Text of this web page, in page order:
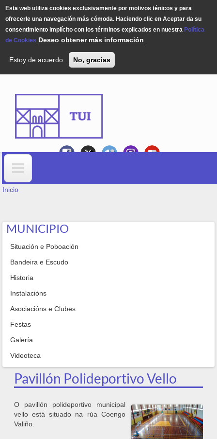
Esta web utiliza cookies exclusivamente por motivos ténicos y para
ofrecerle una navegación más cómoda. Haciendo clic en Aceptar da su
consentimiento implícito con los términos explicados en nuestra Política
de Cookies Deseo obtener más información
Estoy de acuerdo No, gracias
Formulario de búsqueda
USTED ESTÁ AQUÍ
Inicio
MUNICIPIO
Situación e Poboación
Bandeira e Escudo
Historia
Instalacións
Asociacións e Clubes
Festas
Galería
Videoteca
Pavillón Polideportivo Vello
O pavillón polideportivo municipal
vello está situado na rúa Coengo
Valiño.